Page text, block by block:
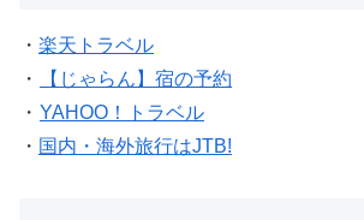
・ 楽天トラベル
・
【じゃらん】宿の予約
・ YAHOO！トラベル
・ 国内・海外旅行はJTB!